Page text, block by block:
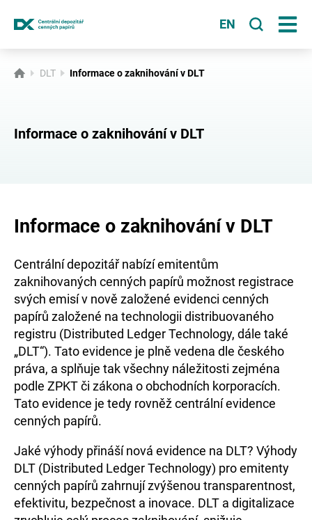
EN
Široká veřejnost
Účastníci
LEI
Novinky
Tiskové centrum
O nás, kontakty
Můj
depozitář
Rezervujte si
schůzku
DLT Informace o zaknihování v DLT
Informace o zaknihování v DLT
Informace o zaknihování v DLT
Centrální depozitář nabízí emitentům
zaknihovaných cenných papírů možnost registrace
svých emisí v nově založené evidenci cenných
papírů založené na technologii distribuovaného
registru (Distributed Ledger Technology, dále také
„DLT“). Tato evidence je plně vedena dle českého
práva, a splňuje tak všechny náležitosti zejména
podle ZPKT či zákona o obchodních korporacích.
Tato evidence je tedy rovněž centrální evidence
cenných papírů.
Jaké výhody přináší nová evidence na DLT? Výhody
DLT (Distributed Ledger Technology) pro emitenty
cenných papírů zahrnují zvýšenou transparentnost,
efektivitu, bezpečnost a inovace. DLT a digitalizace